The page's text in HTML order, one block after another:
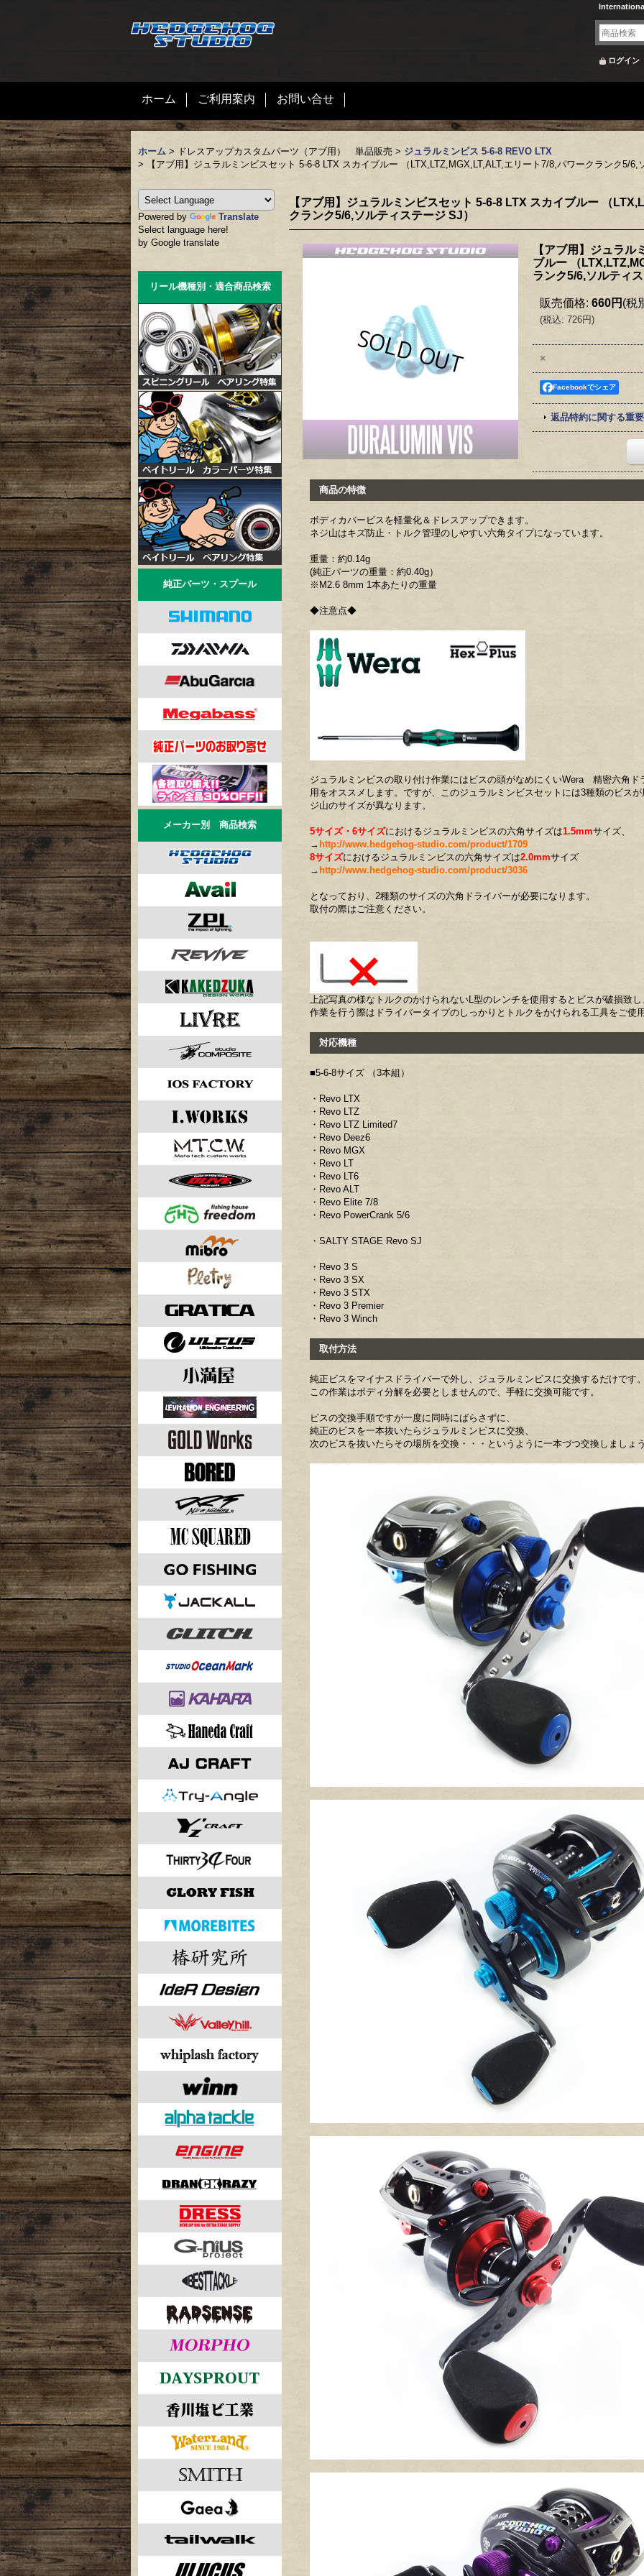
ログイン
ホーム ご利用案内 お問い合せ
ホーム > ドレスアップカスタムパーツ（アブ用） 単品販売 > ジュラルミンビス 5-6-8 REVO LTX
>
【アブ用】ジュラルミンビスセット 5-6-8 LTX スカイブルー （LTX,LTZ,MGX,LT,ALT,エリート7/8,パワークランク5/
Powered by
Translate
Select language here!
by Google translate
リール機種別・適合商品検索
純正パーツ・スプール
メーカー別 商品検索
【アブ用】ジュラルミンビスセット 5-6-8 LTX スカイブルー （
クランク5/6,ソルティステージ SJ）
【アブ用】ジュラル
ブルー （
ランク5/6,ソルティ
販売価格: 660円 (税
(税込: 726円)
×
Facebookでシェア
返品特約に関する重
商品の特徴
ボディカバービスを軽量化＆ドレスアップできます。
ネジ山はキズ防止・トルク管理のしやすい六角タイプになっています。
重量：約0.14g
(純正パーツの重量：約0.40g）
※M2.6 8mm 1本あたりの重量
◆注意点◆
ジュラルミンビスの取り付け作業にはビスの頭がなめにくいWera 精密六角ド
用をオススメします。ですが、このジュラルミンビスセットには3種類のビス
ジ山のサイズが異なります。
5サイズ・6サイズにおけるジュラルミンビスの六角サイズは1.5mmサイズ、
→ http://www.hedgehog-studio.com/product/1709
8サイズにおけるジュラルミンビスの六角サイズは2.0mmサイズ
→ http://www.hedgehog-studio.com/product/3036
となっており、2種類のサイズの六角ドライバーが必要になります。
取付の際はご注意ください。
上記写真の様なトルクのかけられないL型のレンチを使用するとビスが破損致し
作業を行う際はドライバータイプのしっかりとトルクをかけられる工具をご使
対応機種
■5-6-8サイズ （3本組）
・Revo LTX
・Revo LTZ
・Revo LTZ Limited7
・Revo Deez6
・Revo MGX
・Revo LT
・Revo LT6
・Revo ALT
・Revo Elite 7/8
・Revo PowerCrank 5/6
・SALTY STAGE Revo SJ
・Revo 3 S
・Revo 3 SX
・Revo 3 STX
・Revo 3 Premier
・Revo 3 Winch
取付方法
純正ビスをマイナスドライバーで外し、ジュラルミンビスに交換するだけです
この作業はボディ分解を必要としませんので、手軽に交換可能です。
ビスの交換手順ですが一度に同時にばらさずに、
純正のビスを一本抜いたらジュラルミンビスに交換、
次のビスを抜いたらその場所を交換・・・というように一本づつ交換しましょ